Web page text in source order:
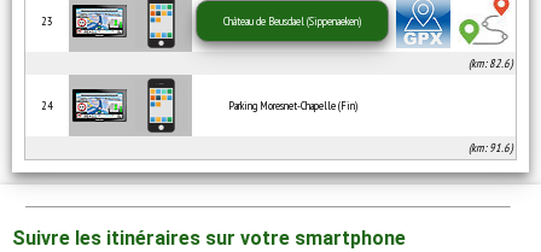
23 Château de Beusdael (Sippenaeken)
(km: 82.6)
24 Parking Moresnet-Chapelle (Fin)
(km: 91.6)
Suivre les itinéraires sur votre smartphone